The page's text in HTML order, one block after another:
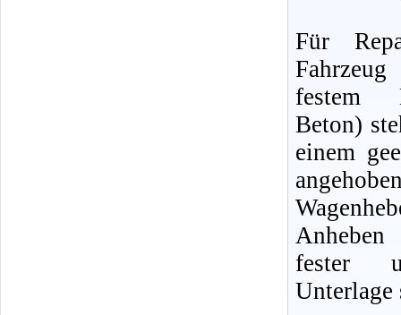
Für
festem
Beton)
einem
fester
Unterlage